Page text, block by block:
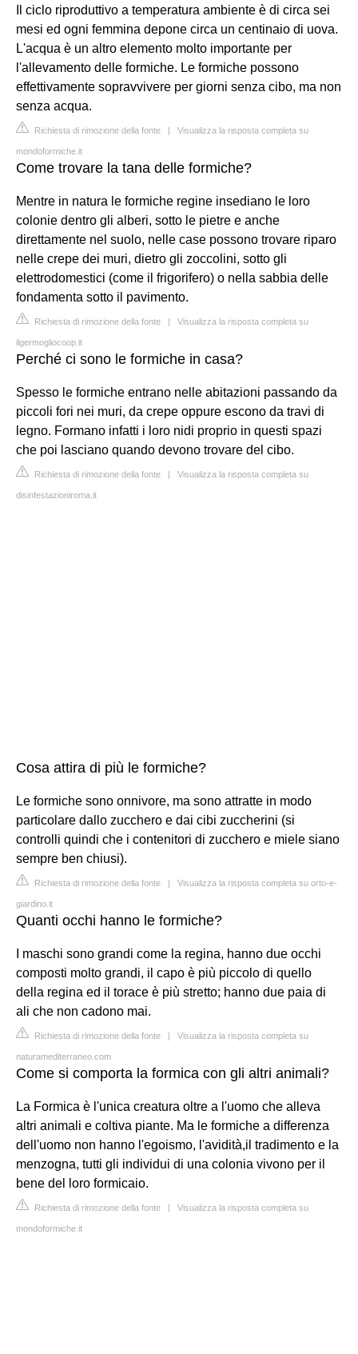
Il ciclo riproduttivo a temperatura ambiente è di circa sei
mesi ed ogni femmina depone circa un centinaio di uova.
L'acqua è un altro elemento molto importante per
l'allevamento delle formiche. Le formiche possono
effettivamente sopravvivere per giorni senza cibo, ma non
senza acqua.
Richiesta di rimozione della fonte | Visualizza la risposta completa su
mondoformiche.it
Come trovare la tana delle formiche?
Mentre in natura le formiche regine insediano le loro
colonie dentro gli alberi, sotto le pietre e anche
direttamente nel suolo, nelle case possono trovare riparo
nelle crepe dei muri, dietro gli zoccolini, sotto gli
elettrodomestici (come il frigorifero) o nella sabbia delle
fondamenta sotto il pavimento.
Richiesta di rimozione della fonte | Visualizza la risposta completa su
ilgermogliocoop.it
Perché ci sono le formiche in casa?
Spesso le formiche entrano nelle abitazioni passando da
piccoli fori nei muri, da crepe oppure escono da travi di
legno. Formano infatti i loro nidi proprio in questi spazi
che poi lasciano quando devono trovare del cibo.
Richiesta di rimozione della fonte | Visualizza la risposta completa su
disinfestazioniroma.it
Cosa attira di più le formiche?
Le formiche sono onnivore, ma sono attratte in modo
particolare dallo zucchero e dai cibi zuccherini (si
controlli quindi che i contenitori di zucchero e miele siano
sempre ben chiusi).
Richiesta di rimozione della fonte | Visualizza la risposta completa su orto-e-
giardino.it
Quanti occhi hanno le formiche?
I maschi sono grandi come la regina, hanno due occhi
composti molto grandi, il capo è più piccolo di quello
della regina ed il torace è più stretto; hanno due paia di
ali che non cadono mai.
Richiesta di rimozione della fonte | Visualizza la risposta completa su
naturamediterraneo.com
Come si comporta la formica con gli altri animali?
La Formica è l'unica creatura oltre a l'uomo che alleva
altri animali e coltiva piante. Ma le formiche a differenza
dell'uomo non hanno l'egoismo, l'avidità,il tradimento e la
menzogna, tutti gli individui di una colonia vivono per il
bene del loro formicaio.
Richiesta di rimozione della fonte | Visualizza la risposta completa su
mondoformiche.it